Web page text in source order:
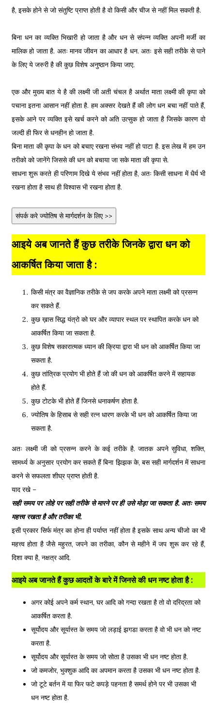
है, इसके होने से जो संतुष्टि प्राप्त होती है वो किसी और चीज से नहीं मिल सकती है.
बिना धन का व्यक्ति भिखारी हो जाता है और धन से संपन्न व्यक्ति अपनी मर्जी का
मालिक हो जाता है. अतः मानव जीवन का आधार है धन. अतः इसे सही तरीके से पाने
के लिए ये जरुरी है की कुछ विशेष अनुष्ठान किया जाए.
एक और मुख्य बात ये है की लक्ष्मी जी अती चंचल है अर्थात माता लक्ष्मी की कृपा को
पचाना इतना आसान नहीं होता है. हम अक्सर देखते हैं की लोग धन बचा नहीं पाते हैं,
इसके आने पर व्यक्ति इसे खर्च करने को अति उत्सुक हो जाता है जिसके कारण वो
जल्दी ही फिर से धनहीन हो जाता है.
बिना माता की कृपा के धन को बचाए रखना संभव नहीं हो पाटा है. इस लेख में हम उन
तरीको को जानेंगे जिससे की धन को बचाया जा सके माता की कृपा से.
साधना शुरू करते ही परिणाम दिखे ये संभव नहीं होता है, अतः किसी साधना में धैर्य भी
रखना होता है साथ ही विश्वास भी रखना होता है.
संपर्क करे ज्योतिष से मार्गदर्शन के लिए >>
आइये अब जानते हैं कुछ तरीके जिनके द्वारा धन को
आकर्षित किया जाता है :
किसी मंत्र का वैज्ञानिक तरीके से जप करके अपने माता लक्ष्मी को प्रसन्न
कर सकते हैं.
कुछ ख़ास सिद्ध यंत्रो को घर और व्यापार स्थल पर स्थापित करके धन को
आकर्षित किया जा सकता है.
कुछ विशेष सकारात्मक ध्यान की क्रिया द्वारा भी धन को आकर्षित किया जा
सकता है.
कुछ तांत्रिक प्रयोग भी होते हैं जो की धन को आकर्षित करने में सहायक
होते हैं.
कुछ टोटके भी होते हैं जिनसे धनाकर्षण होता है.
ज्योतिष के हिसाब से सही रत्न धारण करके भी धन को आकर्षित किया जा
सकता है.
अतः लक्ष्मी जी को प्रसन्न करने के कई तरीके है. जातक अपने सुविधा, शक्ति,
सामर्थ्य के अनुसार प्रयोग कर सकते हैं बिना झिझक के, बस सही मार्गदर्शन में साधना
करने से सफलता शीघ्र प्राप्त होती है.
याद रखे –
सही समय पर लोहे पर सही तरीके से मारने पर ही उसे मोड़ा जा सकता है. अतः समय
महत्त्व रखता है और तरीका भी.
इसी प्रकार सिर्फ मंत्र का होना ही पर्याप्त नहीं होता है इसके साथ अन्य चीजो का भी
महत्त्व होता है जैसे महुरत, जपने का तरीका, कौन से महीने में जप शुरू कर रहे हैं,
दिशा क्या है, नक्षत्र आदि.
आइये अब जानते हैं कुछ आदतों के बारे में जिनसे की धन नष्ट होता है :
अगर कोई अपने कर्म स्थान, घर आदि को गन्दा रखता है तो वो दरिद्रता को
आकर्षित करता है.
सूर्योदय और सूर्यास्त के समय जो लड़ाई झगडा करता है वो भी धन को नष्ट
करता है.
सूर्योदय और सूर्यास्त के समय जो सोता है उसका भी धन नष्ट होता है.
जो कमजोर, भुक्शुक आदि का अपमान करता है उसका भी धन नष्ट होता है.
जो टूटे बर्तन में या फिर फटे कपड़े पहनता है समर्थ होने पर भी उसका भी
धन नष्ट होता है.